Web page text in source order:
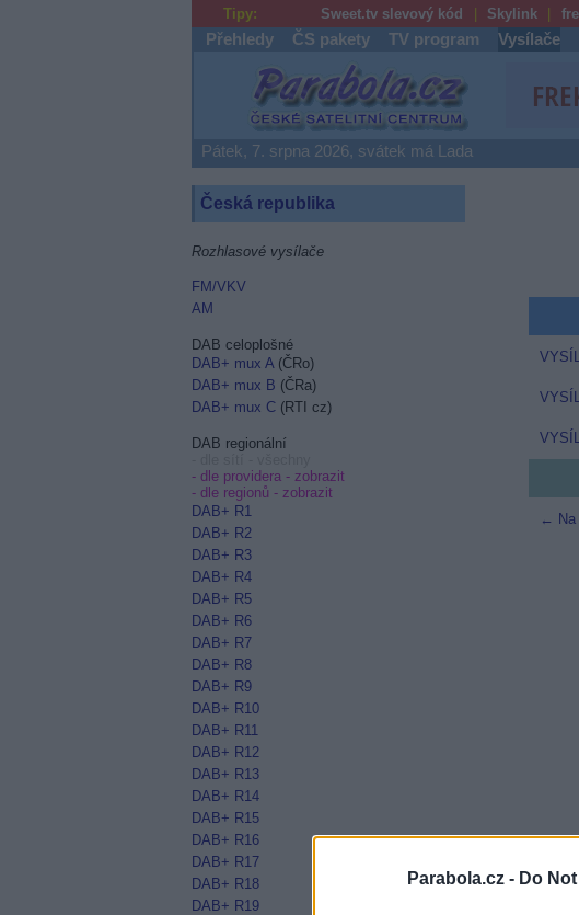
Parabola.cz - Do
Tipy: Sweet.tv slevový kód Skylink
Přehledy ČS pakety TV program Vysílače
Parabola.cz
Pátek, 7. srpna 2026, svátek má Lada
Česká republika
Rozhlasové vysílače
FM/VKV
AM
DAB celoplošné
DAB+ mux A(ČRo)
DAB+ mux B (ČRa)
DAB+ mux C(RTI cz)
DAB regionální
- dle providera - zobrazit
- dle regionů - zobrazit
DAB+ R1
DAB+ R2
DAB+ R3
DAB+ R4
DAB+ R5
DAB+ R6
DAB+ R7
DAB+ R8
DAB+ R9
DAB+ R10
DAB+ R11
DAB+ R12
DAB+ R13
DAB+ R14
DAB+ R15
DAB+ R16
DAB+ R17
DAB+ R18
DAB+ R19
← Na